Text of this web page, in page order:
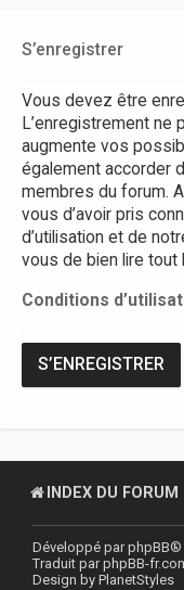
S’enregistrer
Vous devez être
L’enregistrement
augmente vos
également accorder
membres du forum.
vous d’avoir pris
d’utilisation et de
vous de bien lire tout
Conditions
S’ENREGISTRER
INDEX DU FORUM
Développé parphpBB®
Traduit parphpBB-
Design by PlanetStyles